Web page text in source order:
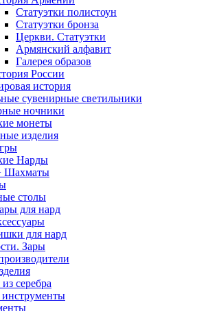
Статуэтки полистоун
Статуэтки бронза
Церкви. Статуэтки
Армянский алфавит
Галерея образов
России
история
сувенирные светильники
ночники
монеты
изделия
Нарды
Шахматы
столы
для нард
для нард
Зары
серебра